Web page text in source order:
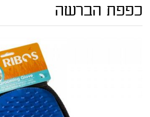
כפפת הברשה